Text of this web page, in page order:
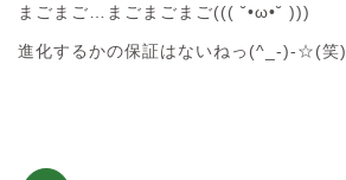
まごまご…まごまごまご((( ˘•ω•˘ )))
進化するかの保証はないねっ(^_-)-☆(笑)